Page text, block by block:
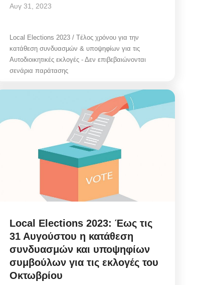
Αυγ 31, 2023
Local Elections 2023 / Tέλος χρόνου για την
κατάθεση συνδυασμών & υποψηφίων για τις
Αυτοδιοικητικές εκλογές - Δεν επιβεβαιώνονται
σενάρια παράτασης
Local Elections 2023: Έως τις
31 Αυγούστου η κατάθεση
συνδυασμών και υποψηφίων
συμβούλων για τις εκλογές του
Οκτωβρίου